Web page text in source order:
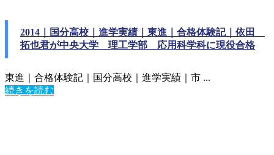
2014｜国分高校｜進学実績｜東進｜合格体験記｜依田
拓也君が中央大学 理工学部 応用科学科に現役合格
東進｜合格体験記｜国分高校｜進学実績｜市 ...
続きを読む